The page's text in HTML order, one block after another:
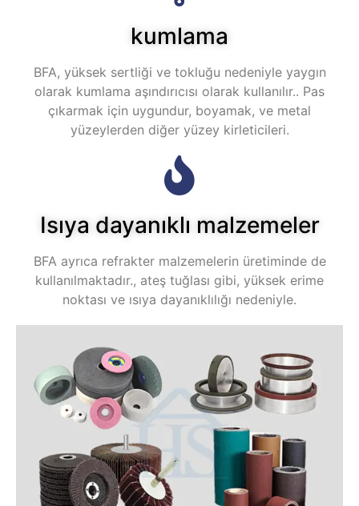
kumlama
BFA, yüksek sertliği ve tokluğu nedeniyle yaygın
olarak kumlama aşındırıcısı olarak kullanılır.. Pas
çıkarmak için uygundur, boyamak, ve metal
yüzeylerden diğer yüzey kirleticileri.
Isıya dayanıklı malzemeler
BFA ayrıca refrakter malzemelerin üretiminde de
kullanılmaktadır., ateş tuğlası gibi, yüksek erime
noktası ve ısıya dayanıklılığı nedeniyle.